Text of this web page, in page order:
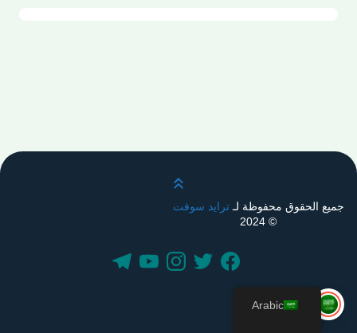
قم بالتمرير لأعلى
جميع الحقوق محفوظة لـترايد سوفت
© 2024
Arabic